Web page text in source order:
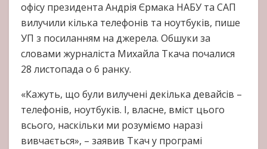
офісу президента Андрія Єрмака НАБУ та САП
вилучили кілька телефонів та ноутбуків, пише
УП з посиланням на джерела. Обшуки за
словами журналіста Михайла Ткача почалися
28 листопада о 6 ранку.
«Кажуть, що були вилучені декілька девайсів –
телефонів, ноутбуків. І, власне, вміст цього
всього, наскільки ми розуміємо наразі
вивчається», – заявив Ткач у програмі